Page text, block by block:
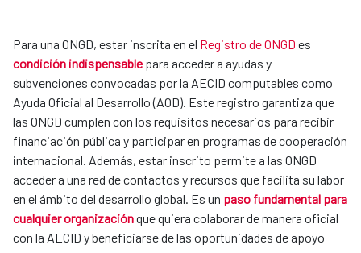
Para una ONGD, estar inscrita en el Registro de ONGD es
condición indispensable para acceder a ayudas y
subvenciones convocadas por la AECID computables como
Ayuda Oficial al Desarrollo (AOD). Este registro garantiza que
las ONGD cumplen con los requisitos necesarios para recibir
financiación pública y participar en programas de cooperación
internacional. Además, estar inscrito permite a las ONGD
acceder a una red de contactos y recursos que facilita su labor
en el ámbito del desarrollo global. Es un paso fundamental para
cualquier organizaciónque quiera colaborar de manera oficial
con la AECID y beneficiarse de las oportunidades de apoyo